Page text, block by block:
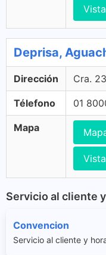
Deprisa,
Dirección Cra.
Télefono 01
Mapa
Servicio al cliente
Convencion
Servicio al cliente y